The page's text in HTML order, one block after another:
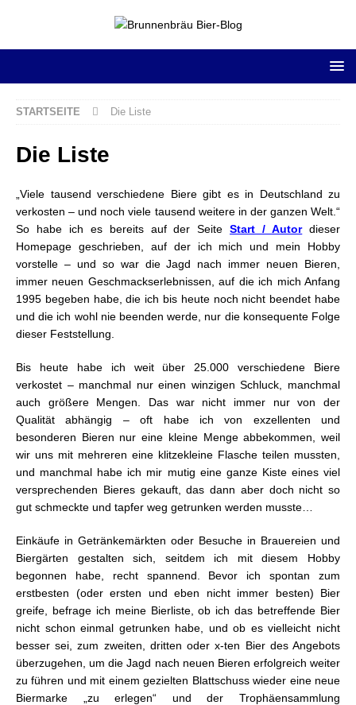
STARTSEITE Die Liste
Die Liste
„Viele tausend verschiedene Biere gibt es in Deutschland zu
verkosten – und noch viele tausend weitere in der ganzen Welt.“
So habe ich es bereits auf der SeiteStart / Autordieser
Homepage geschrieben, auf der ich mich und mein Hobby
vorstelle – und so war die Jagd nach immer neuen Bieren,
immer neuen Geschmackserlebnissen, auf die ich mich Anfang
1995 begeben habe, die ich bis heute noch nicht beendet habe
und die ich wohl nie beenden werde, nur die konsequente Folge
dieser Feststellung.
Bis heute habe ich weit über 25.000 verschiedene Biere
verkostet – manchmal nur einen winzigen Schluck, manchmal
auch größere Mengen. Das war nicht immer nur von der
Qualität abhängig – oft habe ich von exzellenten und
besonderen Bieren nur eine kleine Menge abbekommen, weil
wir uns mit mehreren eine klitzekleine Flasche teilen mussten,
und manchmal habe ich mir mutig eine ganze Kiste eines viel
versprechenden Bieres gekauft, das dann aber doch nicht so
gut schmeckte und tapfer weg getrunken werden musste…
Einkäufe in Getränkemärkten oder Besuche in Brauereien und
Biergärten gestalten sich, seitdem ich mit diesem Hobby
begonnen habe, recht spannend. Bevor ich spontan zum
erstbesten (oder ersten und eben nicht immer besten) Bier
greife, befrage ich meine Bierliste, ob ich das betreffende Bier
nicht schon einmal getrunken habe, und ob es vielleicht nicht
besser sei, zum zweiten, dritten oder x-ten Bier des Angebots
überzugehen, um die Jagd nach neuen Bieren erfolgreich weiter
zu führen und mit einem gezielten Blattschuss wieder eine neue
Biermarke „zu erlegen“ und der Trophäensammlung